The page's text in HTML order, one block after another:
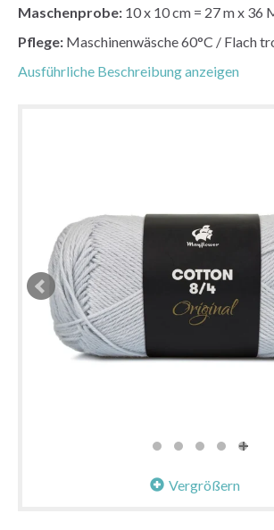
Maschenprobe: 10 x 10 cm = 27 m x 36
Pflege: Maschinenwäsche 60°C / Flach
Ausführliche Beschreibung anzeigen
Vergrößern